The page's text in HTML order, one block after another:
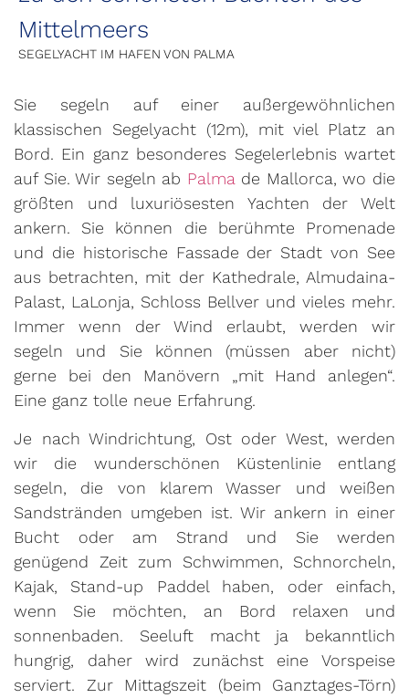
Mittelmeers
SEGELYACHT IM HAFEN VON PALMA
Sie segeln auf einer außergewöhnlichen
klassischen Segelyacht (12m), mit viel Platz an
Bord. Ein ganz besonderes Segelerlebnis wartet
auf Sie. Wir segeln ab Palmade Mallorca, wo die
größten und luxuriösesten Yachten der Welt
ankern. Sie können die berühmte Promenade
und die historische Fassade der Stadt von See
aus betrachten, mit der Kathedrale, Almudaina-
Palast, LaLonja, Schloss Bellver und vieles mehr.
Immer wenn der Wind erlaubt, werden wir
segeln und Sie können (müssen aber nicht)
gerne bei den Manövern „mit Hand anlegen“.
Eine ganz tolle neue Erfahrung.
Je nach Windrichtung, Ost oder West, werden
wir die wunderschönen Küstenlinie entlang
segeln, die von klarem Wasser und weißen
Sandstränden umgeben ist. Wir ankern in einer
Bucht oder am Strand und Sie werden
genügend Zeit zum Schwimmen, Schnorcheln,
Kajak, Stand-up Paddel haben, oder einfach,
wenn Sie möchten, an Bord relaxen und
sonnenbaden. Seeluft macht ja bekanntlich
hungrig, daher wird zunächst eine Vorspeise
serviert. Zur Mittagszeit (beim Ganztages-Törn)